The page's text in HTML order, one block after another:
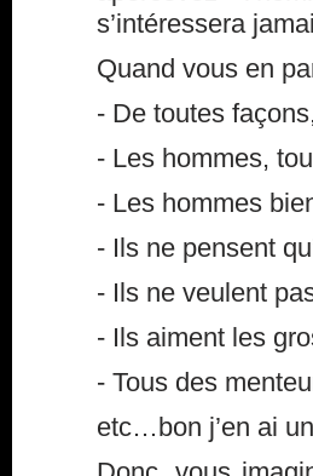
s’intéressera
Quand vous en
- De toutes
- Les hommes,
- Les hommes
- Ils ne pensent
- Ils ne veulent
- Ils aiment les
- Tous des
etc…bon j’en ai